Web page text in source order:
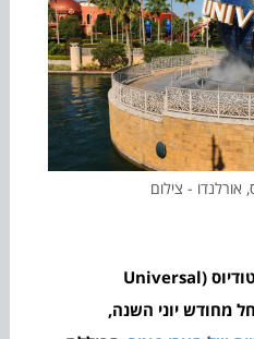
אורלנדו - צילום
פארק השעשועים יוניברסל סטודיוס (Universal